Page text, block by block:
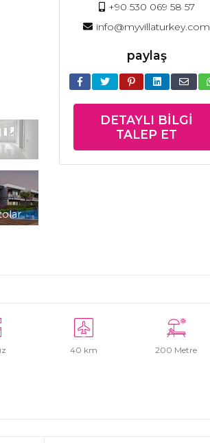
+90 530 069 58 57
info@myvillaturkey.com
paylaş
DETAYLI BILGI
TALEP ET
40 km 200 Metre